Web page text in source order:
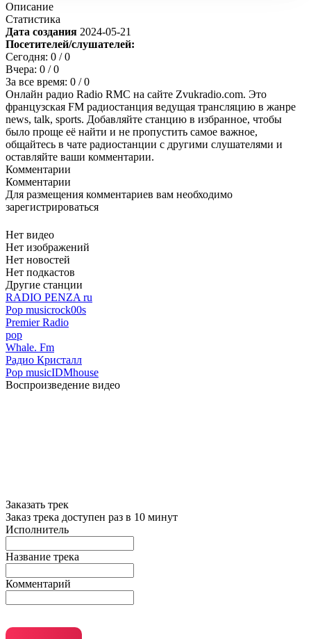
Описание
Статистика
Дата создания 2024-05-21
Посетителей/слушателей:
Сегодня: 0 / 0
Вчера: 0 / 0
За все время: 0 / 0
Онлайн радио Radio RMC на сайте Zvukradio.com. Это
французская FM радиостанция ведущая трансляцию в жанре
news, talk, sports. Добавляйте станцию в избранное, чтобы
было проще её найти и не пропустить самое важное,
общайтесь в чате радиостанции с другими слушателями и
оставляйте ваши комментарии.
Комментарии
Комментарии
Для размещения комментариев вам необходимо
зарегистрироваться
Нет видео
Нет изображений
Нет новостей
Нет подкастов
Другие станции
RADIO PENZA ru
Pop musicrock00s
Premier Radio
pop
Whale. Fm
Радио Кристалл
Pop musicIDMhouse
Воспроизведение видео
Заказать трек
Заказ трека доступен раз в 10 минут
Исполнитель
Название трека
Комментарий